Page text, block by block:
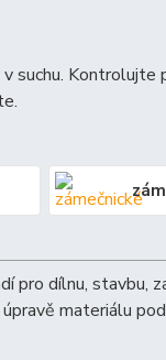
suchu. Kontrolujte
pro dílnu, stavbu,
úpravě materiálu